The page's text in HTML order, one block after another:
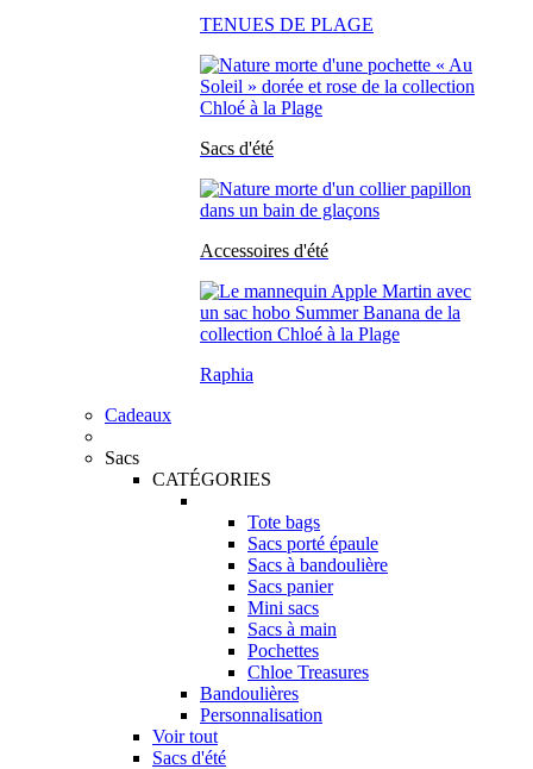
TENUES DE PLAGE
Sacs d'été
Accessoires d'été
Raphia
Cadeaux
Sacs
CATÉGORIES
Tote bags
Sacs porté épaule
Sacs à bandoulière
Sacs panier
Mini sacs
Sacs à main
Pochettes
Chloe Treasures
Bandoulières
Personnalisation
Voir tout
Sacs d'été